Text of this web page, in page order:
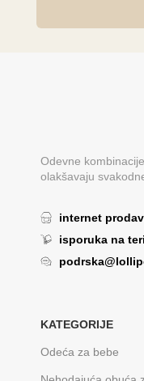
Odevne
olakšavaju
internet
isporuka na
KATEGORIJE
Odeća za bebe